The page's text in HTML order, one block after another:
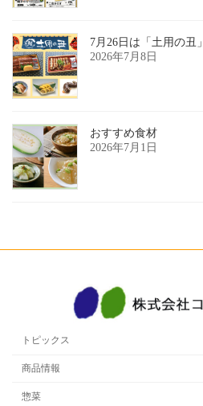
7月26日は「土用の丑」
2026年7月8日
おすすめ食材
2026年7月1日
トピックス
商品情報
惣菜